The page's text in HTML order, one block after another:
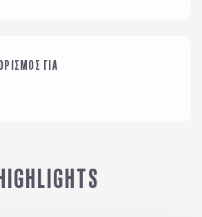
ΓΙΑ
ΜΟΥ